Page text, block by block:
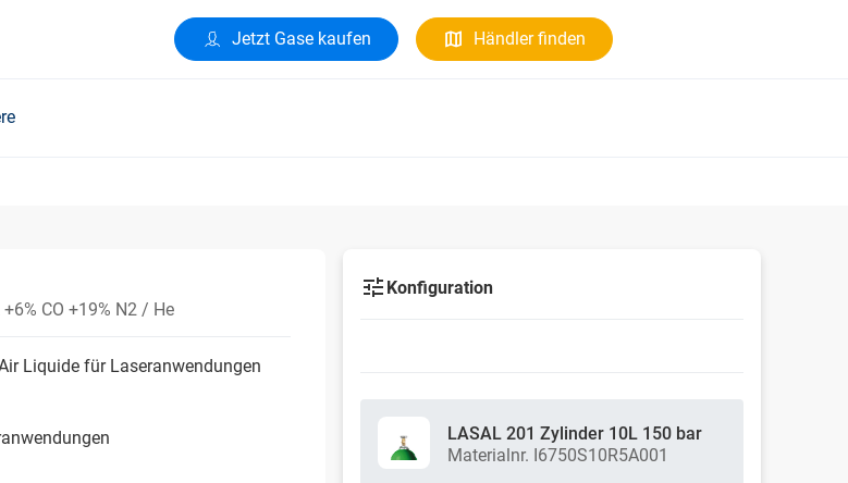
Jetzt Gase kaufen Händler finden
+6% CO +19% N2 / He
Liquide für Laseranwendungen
Konfiguration
LASAL 201 Zylinder 10L 150 bar
Materialnr. I6750S10R5A001